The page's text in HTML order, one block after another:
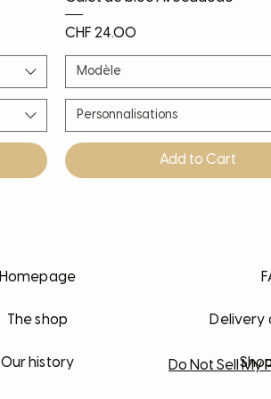
Price
CHF 24.00
Modèle
Personnalisations
Add to Cart
Homepage
The shop
Our history
Delivery
Do Not Sell My